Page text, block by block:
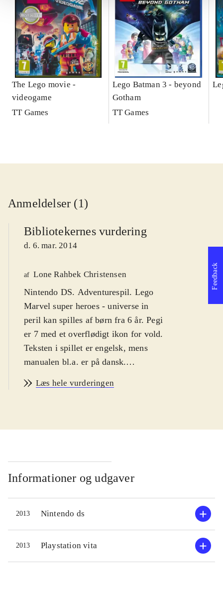
The Lego movie -
videogame
TT Games
Lego Batman 3 - beyond
Gotham
TT Games
Anmeldelser (1)
Bibliotekernes vurdering
d. 6. mar. 2014
af Lone Rahbek Christensen
Nintendo DS. Adventurespil. Lego
Marvel super heroes - universe in
peril kan spilles af børn fra 6 år. Pegi
er 7 med et overflødigt ikon for vold.
Teksten i spillet er engelsk, mens
manualen bl.a. er på dansk.
øvrige Lego-titler.
spillefilm og tegnefilm at blive omsat
Harry Potter og Indiana Jones. Nu er
turen kommet til Marvels superhelte.
Spillet foregår i New York, hvor
alverdens superhelte samles for at
bekæmpe Dr. Doom og hans
kumpaner. Spillet indeholder 15
levels med hver 3 baner. Spillet
Læs hele vurderingen
Informationer og udgaver
2013 Nintendo ds
2013 Playstation vita
Feedback